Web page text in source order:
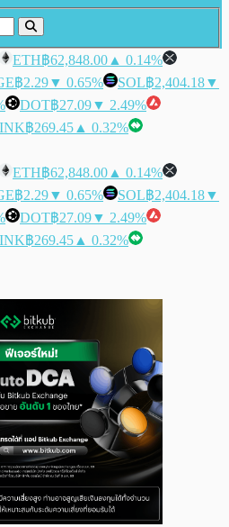
ETH฿62,848.00 ▲ 0.14%
฿2.29▼ 0.65% SOL฿2,404.18▼
DOT฿27.09▼ 2.49%
฿269.45 ▲ 0.32%
ETH฿62,848.00 ▲ 0.14%
฿2.29▼ 0.65% SOL฿2,404.18▼
DOT฿27.09▼ 2.49%
฿269.45 ▲ 0.32%